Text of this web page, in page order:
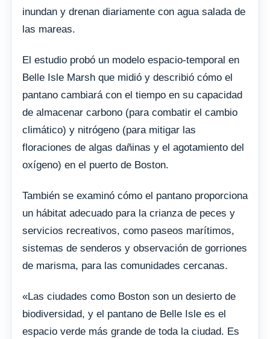
inundan y drenan diariamente con agua salada de
las mareas.
El estudio probó un modelo espacio-temporal en
Belle Isle Marsh que midió y describió cómo el
pantano cambiará con el tiempo en su capacidad
de almacenar carbono (para combatir el cambio
climático) y nitrógeno (para mitigar las
floraciones de algas dañinas y el agotamiento del
oxígeno) en el puerto de Boston.
También se examinó cómo el pantano proporciona
un hábitat adecuado para la crianza de peces y
servicios recreativos, como paseos marítimos,
sistemas de senderos y observación de gorriones
de marisma, para las comunidades cercanas.
«Las ciudades como Boston son un desierto de
biodiversidad, y el pantano de Belle Isle es el
espacio verde más grande de toda la ciudad. Es